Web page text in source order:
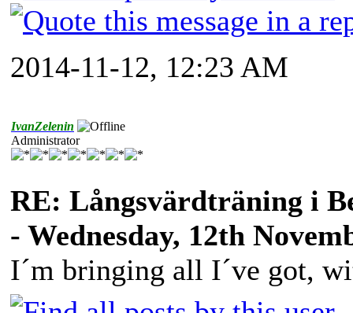
2014-11-12, 12:23 AM
IvanZelenin
Administrator
RE: Långsvärdträning i
- Wednesday, 12th
I´m bringing all I´ve got,